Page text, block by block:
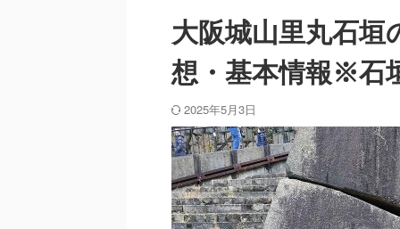
大阪城山里丸石垣
想・基本情報※石
2025年5月3日